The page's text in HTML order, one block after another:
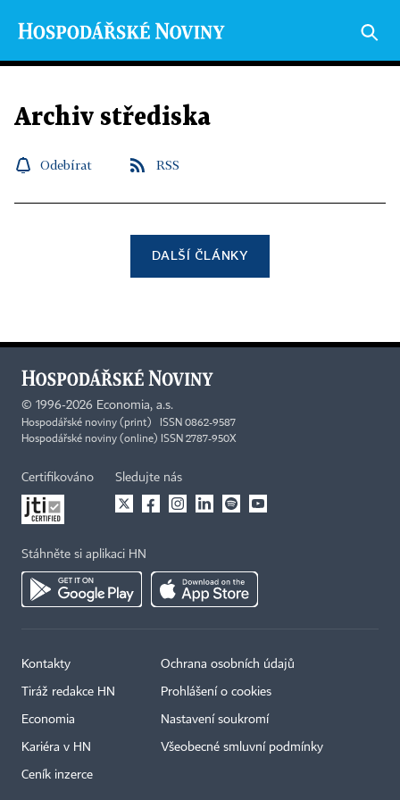
Archiv střediska
Odebírat RSS
DALŠÍ ČLÁNKY
© 1996-2026 Economia, a.s.
Hospodářské noviny (print) ISSN 0862-9587
Hospodářské noviny (online) ISSN 2787-950X
Certifikováno Sledujte nás
Stáhněte si aplikaci HN
Kontakty
Tiráž redakce HN
Economia
Kariéra v HN
Ceník inzerce
Ochrana osobních údajů
Prohlášení o cookies
Nastavení soukromí
Všeobecné smluvní podmínky